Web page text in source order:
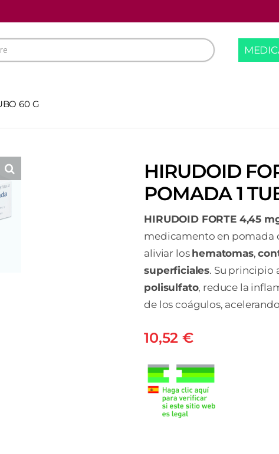
60 G
HIRUDOID
POMADA 1
HIRUDOID FORTE 4,45
medicamento en pomada
aliviar los hematomas,
superficiales. Su principio
polisulfato, reduce la
de los coágulos,
10,52 €